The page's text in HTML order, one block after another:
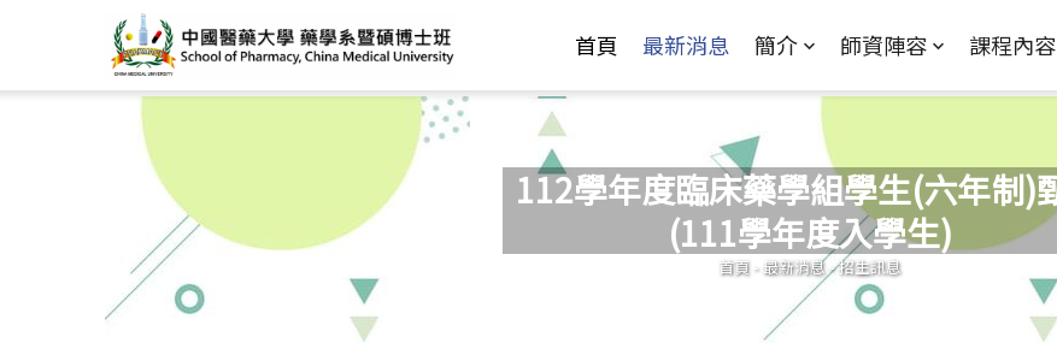
首頁 最新消息 簡介 師資陣容 課程內容
112學年度臨床藥學組學生(六年制)
(111學年度入學生)
您在這裡
首頁 - 最新消息-招生訊息